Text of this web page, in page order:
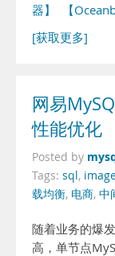
器】
【
[获取更多]
网易
性能优化
Posted by
Tags: sql,
载均衡, 电商, 中
随着业务的爆
高，单节点